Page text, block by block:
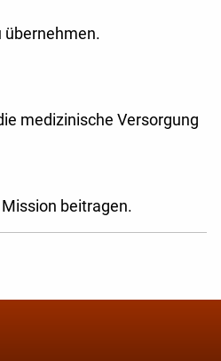
übernehmen.
medizinische Versorgung
beitragen.